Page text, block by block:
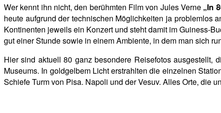
Wer kennt ihn nicht, den berühmten Film von Jules Verne „In
heute aufgrund der technischen Möglichkeiten ja problemlos
Kontinenten jeweils ein Konzert und steht damit im Guiness-
gut einer Stunde sowie in einem Ambiente, in dem man sich
Hier sind aktuell 80 ganz besondere Reisefotos ausgestellt,
Museums. In goldgelbem Licht erstrahlten die einzelnen
Schiefe Turm von Pisa. Napoli und der Vesuv. Alles Orte, die